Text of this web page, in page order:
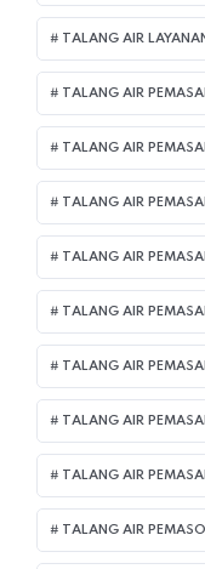
TALANG AIR
TALANG AIR
TALANG AIR
TALANG AIR
TALANG AIR
TALANG AIR
TALANG AIR
TALANG AIR
TALANG AIR
TALANG AIR